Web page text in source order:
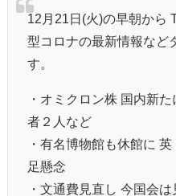
12月21日(火)の早朝から
型コロナの最新情報など
す。
・オミクロン株 国内新
者２人など
・有名博物館も休館に
足懸念
・文通費見直し 今国会